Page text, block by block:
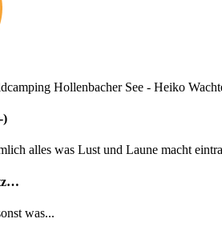
Hollenbacher See - Heiko
)
alles was Lust und Laune macht
was...